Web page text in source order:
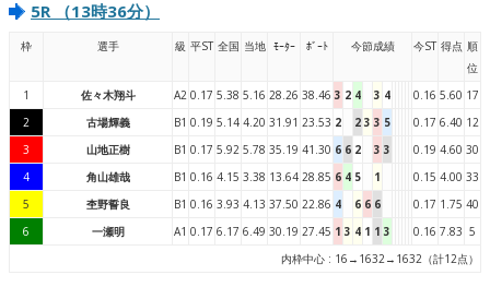
5R （13時36分）
枠 選手 級 平ST 全国 当地 ﾓｰﾀｰ ﾎﾞｰﾄ 今節成績 今ST 得点 順
位
1
佐々木翔斗 A2 0.17 5.38 5.16 28.26 38.46 3 2 4 3 4 0.16 5.60 17
2
古場輝義 B1 0.19 5.14 4.20 31.91 23.53 2 2 3 3 5 0.17 6.40 12
3
山地正樹 B1 0.17 5.92 5.78 35.19 41.30 6 6 2 3 3 0.19 4.60 30
4
角山雄哉 B1 0.16 4.15 3.38 13.64 28.85 6 4 5 1 0.15 4.00 33
5
杢野誓良 B1 0.16 3.93 4.13 37.50 22.86 4 6 6 6 0.17 1.75 40
6
一瀬明 A1 0.17 6.17 6.49 30.19 27.45 1 3 4 1 1 3 0.16 7.83 5
内枠中心 : 16→1632→1632（計12点）